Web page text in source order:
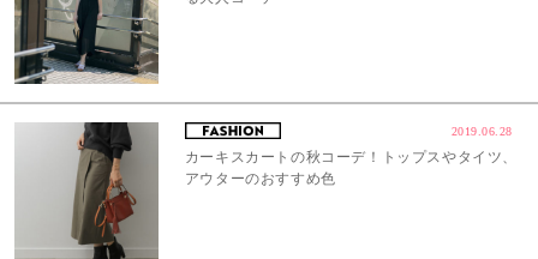
2019.06.28
カーキスカートの秋コーデ！トップスやタイツ、
アウターのおすすめ色